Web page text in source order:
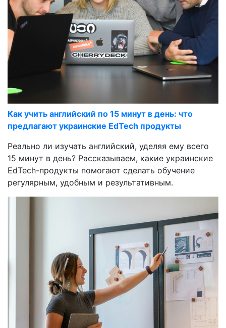
Как учить английский по 15 минут в день: что
предлагают украинские EdTech продукты
Реально ли изучать английский, уделяя ему всего
15 минут в день? Рассказываем, какие украинские
EdTech-продукты помогают сделать обучение
регулярным, удобным и результативным.